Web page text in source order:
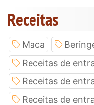
Receitas
Maca
Receitas de
Receitas de
Receitas de